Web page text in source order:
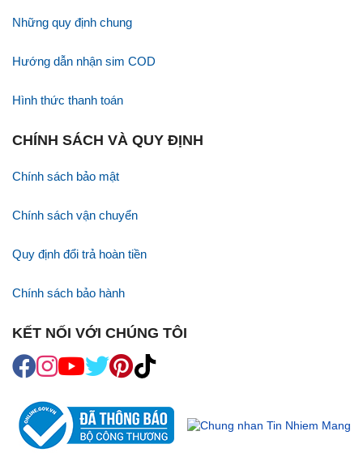
Những quy định chung
Hướng dẫn nhận sim COD
Hình thức thanh toán
CHÍNH SÁCH VÀ QUY ĐỊNH
Chính sách bảo mật
Chính sách vận chuyển
Quy định đổi trả hoàn tiền
Chính sách bảo hành
KẾT NỐI VỚI CHÚNG TÔI